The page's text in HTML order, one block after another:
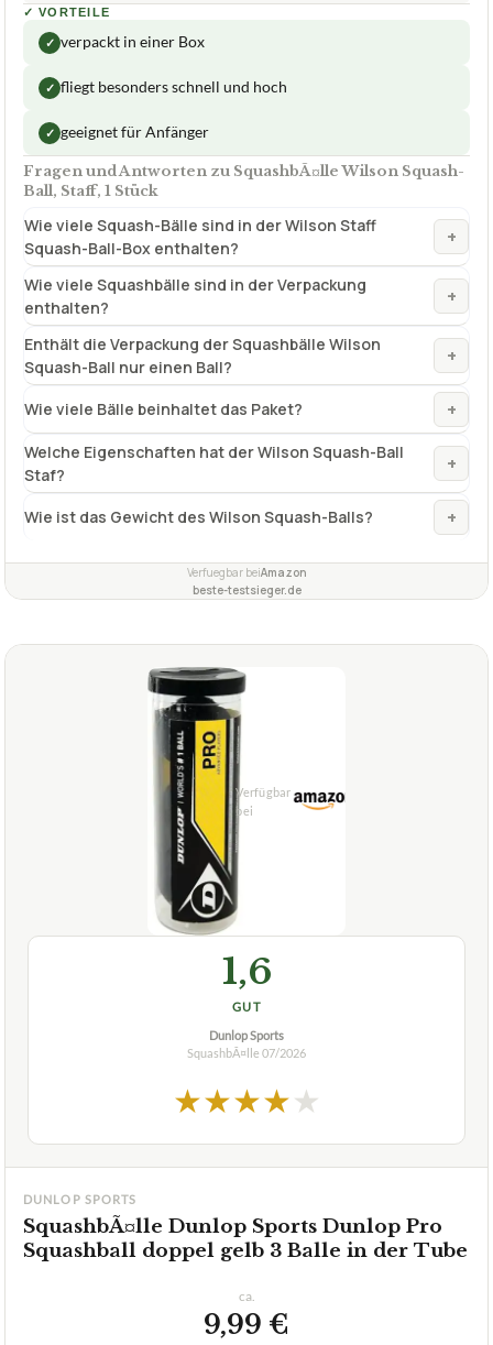
✓ VORTEILE
✓ verpackt in einer Box
✓ fliegt besonders schnell und hoch
✓ geeignet für Anfänger
Fragen und Antworten zu SquashbÃ¤lle Wilson Squash-
Ball, Staff, 1 Stück
Wie viele Squash-Bälle sind in der Wilson Staff
Squash-Ball-Box enthalten?
+
Wie viele Squashbälle sind in der Verpackung
enthalten?
+
Enthält die Verpackung der Squashbälle Wilson
Squash-Ball nur einen Ball?
+
Wie viele Bälle beinhaltet das Paket? +
Welche Eigenschaften hat der Wilson Squash-Ball
Staf?
+
Wie ist das Gewicht des Wilson Squash-Balls? +
Verfuegbar beiAmazon
beste-testsieger.de
1,6
GUT
Dunlop Sports
SquashbÃ¤lle 07/2026
★★★★★
DUNLOP SPORTS
SquashbÃ¤lle Dunlop Sports Dunlop Pro
Squashball doppel gelb 3 Balle in der Tube
ca.
9,99 €